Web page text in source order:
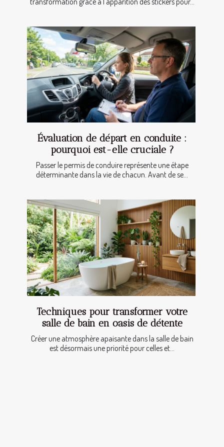
Évaluation de départ en conduite :
pourquoi est-elle cruciale ?
Passer le permis de conduire représente une étape
déterminante dans la vie de chacun. Avant de se...
Techniques pour transformer votre
salle de bain en oasis de détente
Créer une atmosphère apaisante dans la salle de bain
est désormais une priorité pour celles et...